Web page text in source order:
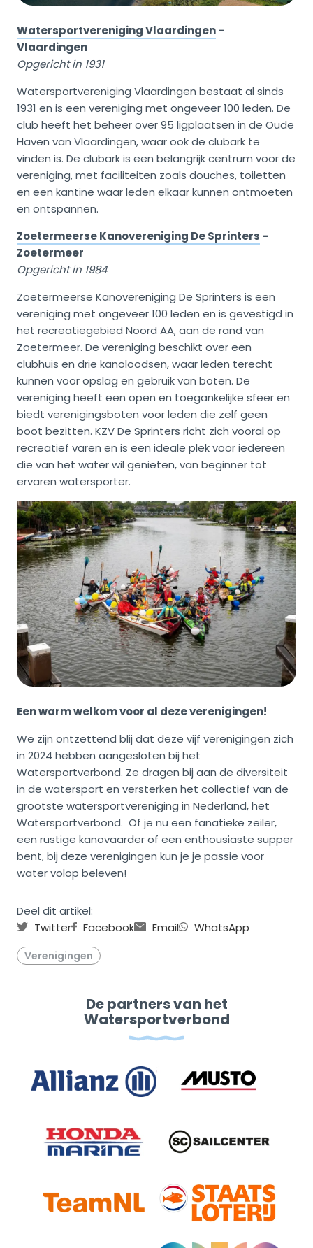
Watersportvereniging Vlaardingen–
Vlaardingen
Opgericht in 1931
Watersportvereniging Vlaardingen bestaat al sinds
1931 en is een vereniging met ongeveer 100 leden. De
club heeft het beheer over 95 ligplaatsen in de Oude
Haven van Vlaardingen, waar ook de clubark te
vinden is. De clubark is een belangrijk centrum voor de
vereniging, met faciliteiten zoals douches, toiletten
en een kantine waar leden elkaar kunnen ontmoeten
en ontspannen.
Zoetermeerse Kanovereniging De Sprinters –
Zoetermeer
Opgericht in 1984
Zoetermeerse Kanovereniging De Sprinters is een
vereniging met ongeveer 100 leden en is gevestigd in
het recreatiegebied Noord AA, aan de rand van
Zoetermeer. De vereniging beschikt over een
clubhuis en drie kanoloodsen, waar leden terecht
kunnen voor opslag en gebruik van boten. De
vereniging heeft een open en toegankelijke sfeer en
biedt verenigingsboten voor leden die zelf geen
boot bezitten. KZV De Sprinters richt zich vooral op
recreatief varen en is een ideale plek voor iedereen
die van het water wil genieten, van beginner tot
ervaren watersporter.
Een warm welkom voor al deze verenigingen!
We zijn ontzettend blij dat deze vijf verenigingen zich
in 2024 hebben aangesloten bij het
Watersportverbond. Ze dragen bij aan de diversiteit
in de watersport en versterken het collectief van de
grootste watersportvereniging in Nederland, het
Watersportverbond. Of je nu een fanatieke zeiler,
een rustige kanovaarder of een enthousiaste supper
bent, bij deze verenigingen kun je je passie voor
water volop beleven!
Deel dit artikel:
Twitter
Facebook Email WhatsApp
Verenigingen
De partners van het
Watersportverbond